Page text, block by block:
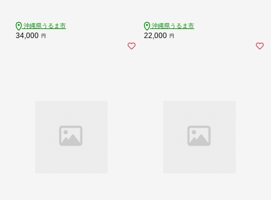
沖縄県うるま市
34,000 円
沖縄県うるま市
22,000 円